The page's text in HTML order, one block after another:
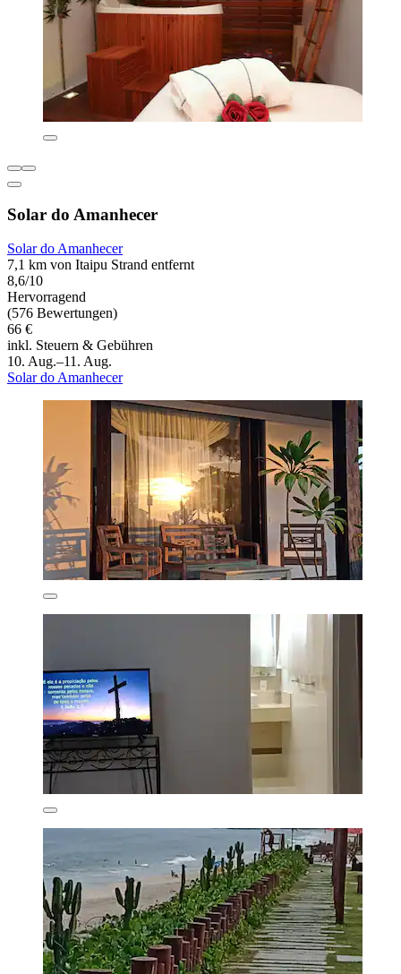
Solar do Amanhecer
Solar do Amanhecer
7,1 km von Itaipu Strand entfernt
8,6/10
Hervorragend
(576 Bewertungen)
66 €
inkl. Steuern & Gebühren
10. Aug.–11. Aug.
Solar do Amanhecer